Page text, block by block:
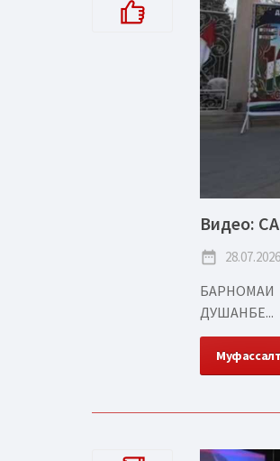
Видео:
date_range
ДУШАНБЕ...